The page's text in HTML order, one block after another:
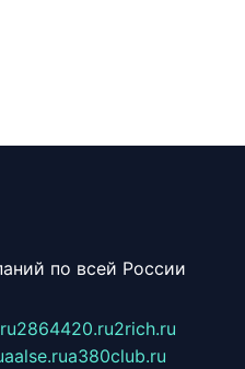
по всей России
2864420.ru2rich.ru
aalse.rua380club.ru